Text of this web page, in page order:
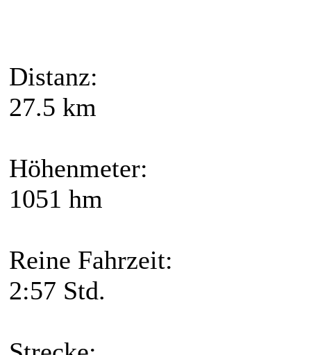
Distanz:
27.5 km
Höhenmeter:
1051 hm
Reine Fahrzeit:
2:57 Std.